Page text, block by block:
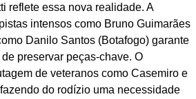
reflete essa nova realidade. A
intensos como Bruno Guimarães
Danilo Santos (Botafogo) garante
preservar peças-chave. O
de veteranos como Casemiro e
do rodízio uma necessidade